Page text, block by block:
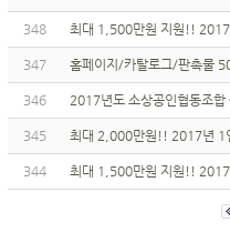
348 최대 1,500만원 지원!!
347 홈페이지/카탈로그/판촉물
346 2017년도 소상공인협동조
345 최대 2,000만원!! 2017년 1
344 최대 1,500만원 지원!! 2017